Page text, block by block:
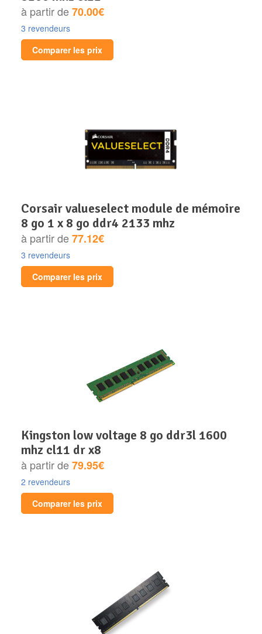
à partir de70.00€
3 revendeurs
Comparer les prix
corsair valueselect module de mémoire
8 go 1 x 8 go ddr4 2133 mhz
à partir de77.12€
3 revendeurs
Comparer les prix
kingston low voltage 8 go ddr3l 1600
mhz cl11 dr x8
à partir de79.95€
2 revendeurs
Comparer les prix